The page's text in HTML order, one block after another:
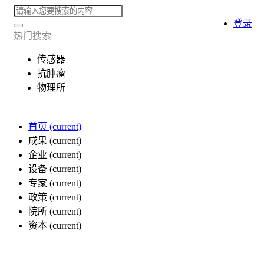
热门搜索
传感器
抗肿瘤
物理所
首页 (current)
成果 (current)
企业 (current)
设备 (current)
专家 (current)
政策 (current)
院所 (current)
资本 (current)
登录